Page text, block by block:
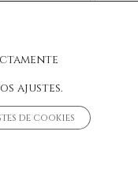
ajustes.
de cookies